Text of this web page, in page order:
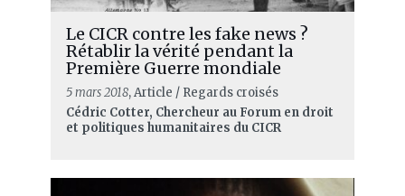
Le CICR contre les fake news ?
Rétablir la vérité pendant la
Première Guerre mondiale
5 mars 2018, Article / Regards croisés
Cédric Cotter, Chercheur au Forum en droit
et politiques humanitaires du CICR